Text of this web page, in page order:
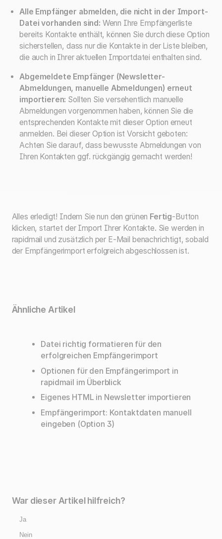
Alle Empfänger abmelden, die nicht in der Import-
Datei vorhanden sind: Wenn Ihre Empfängerliste
bereits Kontakte enthält, können Sie durch diese Option
sicherstellen, dass nur die Kontakte in der Liste bleiben,
die auch in Ihrer aktuellen Importdatei enthalten sind.
Abgemeldete Empfänger (Newsletter-
Abmeldungen, manuelle Abmeldungen) erneut
importieren: Sollten Sie versehentlich manuelle
Abmeldungen vorgenommen haben, können Sie die
entsprechenden Kontakte mit dieser Option erneut
anmelden. Bei dieser Option ist Vorsicht geboten:
Achten Sie darauf, dass bewusste Abmeldungen von
Ihren Kontakten ggf. rückgängig gemacht werden!
Alles erledigt! Indem Sie nun den grünen Fertig-Button
klicken, startet der Import Ihrer Kontakte. Sie werden in
rapidmail und zusätzlich per E-Mail benachrichtigt, sobald
der Empfängerimport erfolgreich abgeschlossen ist.
Ähnliche Artikel
Datei richtig formatieren für den
erfolgreichen Empfängerimport
Optionen für den Empfängerimport in
rapidmail im Überblick
Eigenes HTML in Newsletter importieren
Empfängerimport: Kontaktdaten manuell
eingeben (Option 3)
War dieser Artikel hilfreich?
Ja
Nein